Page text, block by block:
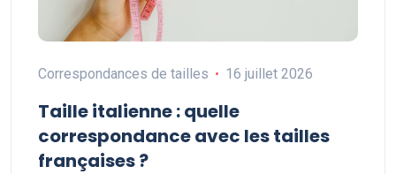
Correspondances de tailles 16 juillet 2026
Taille italienne : quelle
correspondance avec les tailles
françaises ?